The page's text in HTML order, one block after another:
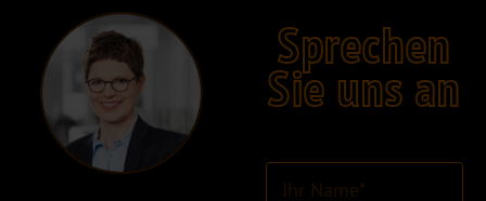
Sprechen
Sie uns an
I